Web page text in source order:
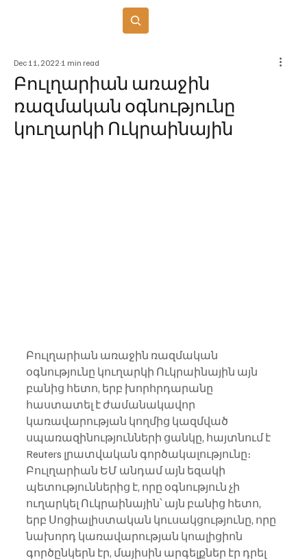
Բուլղարիան առաջին
ռազմական օգնությունը
կուղարկի Ուկրաինային
Dec 11, 2022 1 min read
Բուլղարիան առաջին ռազմական
օգնությունը կուղարկի Ուկրաինային այն
բանից հետո, երբ խորհրդարանը
հաստատել է ժամանակավոր
կառավարության կողմից կազմված
սպառազինությունների ցանկը, հայտնում է
Reuters լրատվական գործակալությունը։
Բուլղարիան ԵՄ անդամ այն եզակի
պետություններից է, որը օգնություն չի
ուղարկել Ուկրաինային՝ այն բանից հետո,
երբ Սոցիալիստական ​​կուսակցությունը, որը
նախորդ կառավարության կոալիցիոն
գործընկերն էր, մայիսին արգելքներ էր դրել